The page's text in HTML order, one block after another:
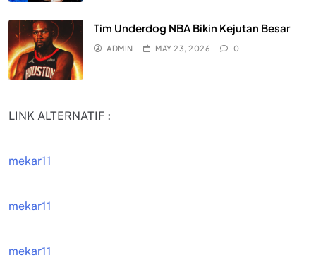
Tim Underdog NBA Bikin Kejutan Besar
ADMIN MAY 23, 2026 0
LINK ALTERNATIF :
mekar11
mekar11
mekar11